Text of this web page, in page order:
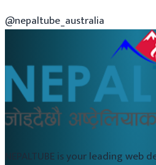
@nepaltube_australia
NEPALTUBE is your leading web